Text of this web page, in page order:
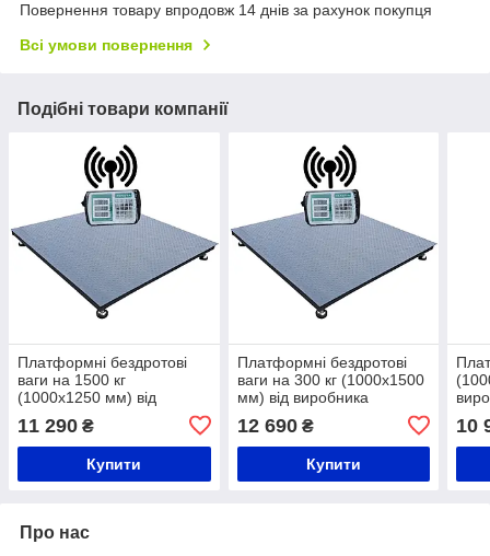
Повернення товару впродовж 14 днів за рахунок покупця
Всі умови повернення
Подібні товари компанії
Платформні бездротові
ваги на 1500 кг
(1000х1250 мм) від
калькулятор,серія
«СТАНДАРТ»
11 290 ₴
Купити
Платформні бездротові
ваги на 300 кг (1000х1500
мм) від виробника
калькулятор,серія
«СТАНДАРТ»
12 690₴
Купити
10
Про нас